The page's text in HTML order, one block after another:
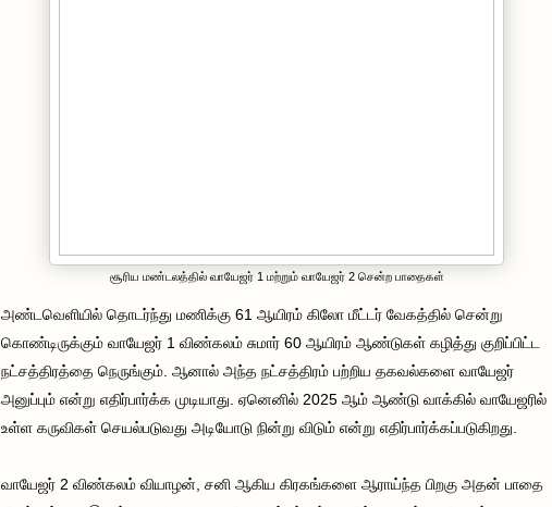
சூரிய மண்டலத்தில் வாயேஜர் 1 மற்றும் வாயேஜர் 2 சென்ற பாதைகள்
அண்டவெளியில் தொடர்ந்து மணிக்கு 61 ஆயிரம் கிலோ மீட்டர் வேகத்தில் சென்று
கொண்டிருக்கும் வாயேஜர் 1 விண்கலம் சுமார் 60 ஆயிரம் ஆண்டுகள் கழித்து குறிப்பிட்ட
நட்சத்திரத்தை நெருங்கும். ஆனால் அந்த நட்சத்திரம் பற்றிய தகவல்களை வாயேஜர்
அனுப்பும் என்று எதிர்பார்க்க முடியாது. ஏனெனில் 2025 ஆம் ஆண்டு வாக்கில் வாயேஜரில்
உள்ள கருவிகள் செயல்படுவது அடியோடு நின்று விடும் என்று எதிர்பார்க்கப்படுகிறது.
வாயேஜர் 2 விண்கலம் வியாழன், சனி ஆகிய கிரகங்களை ஆராய்ந்த பிறகு அதன் பாதை